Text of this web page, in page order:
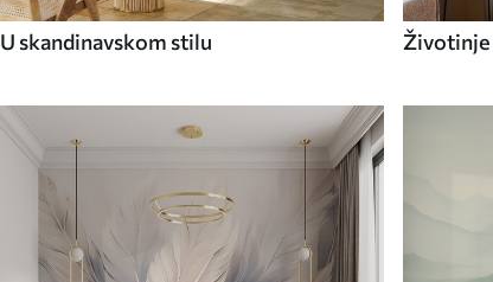
U skandinavskom stilu Životinje